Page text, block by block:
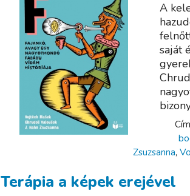
A
saját
Zsuzsanna,
Terápia a képek erejével